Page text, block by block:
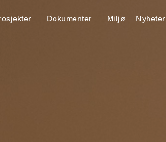
Dokumenter Miljø Nyheter